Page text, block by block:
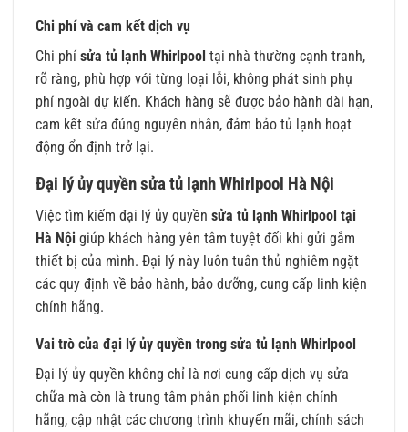
Chi phí và cam kết dịch vụ
Chi phí sửa tủ lạnh Whirlpool tại nhà thường cạnh tranh,
rõ ràng, phù hợp với từng loại lỗi, không phát sinh phụ
phí ngoài dự kiến. Khách hàng sẽ được bảo hành dài hạn,
cam kết sửa đúng nguyên nhân, đảm bảo tủ lạnh hoạt
động ổn định trở lại.
Đại lý ủy quyền sửa tủ lạnh Whirlpool Hà Nội
Việc tìm kiếm đại lý ủy quyền sửa tủ lạnh Whirlpool tại
Hà Nội giúp khách hàng yên tâm tuyệt đối khi gửi gắm
thiết bị của mình. Đại lý này luôn tuân thủ nghiêm ngặt
các quy định về bảo hành, bảo dưỡng, cung cấp linh kiện
chính hãng.
Vai trò của đại lý ủy quyền trong sửa tủ lạnh Whirlpool
Đại lý ủy quyền không chỉ là nơi cung cấp dịch vụ sửa
chữa mà còn là trung tâm phân phối linh kiện chính
hãng, cập nhật các chương trình khuyến mãi, chính sách